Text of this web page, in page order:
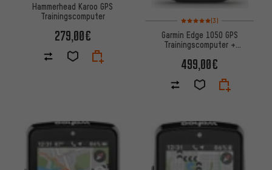
Hammerhead Karoo GPS
Trainingscomputer
279,00€
Bewertungen: 5 von 5
(3)
Garmin Edge 1050 GPS
Trainingscomputer +
499,00€